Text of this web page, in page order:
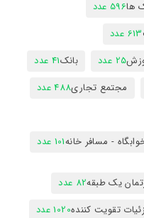
ها596 عدد
613 عدد
25 عدد بانک41 عدد
مجتمع تجاری488 عدد
- مسافر خانه101 عدد
یک طبقه82 عدد
تقویت کننده1020 عدد